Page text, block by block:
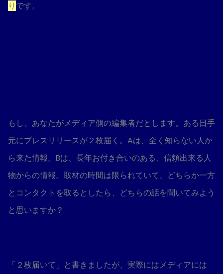
り です。
もし、あなたがメディア側の編集者だとします。ある日手
元にプレスリリースが２枚届く。Aは、全く知らない人か
ら来た情報。Bは、長年お付き合いのある、信頼出来る人
物からの情報。取材の時間は限られていて、どちらか一方
とコンタクトを取るとしたら、どちらの話を聞いてみよう
と思いますか？
「２枚届いて」と書きましたが、実際にはメディアには